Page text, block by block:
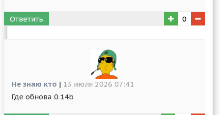
Ответить 0
Не знаю кто | 13 июля 2026 07:41
Где обнова 0.14b